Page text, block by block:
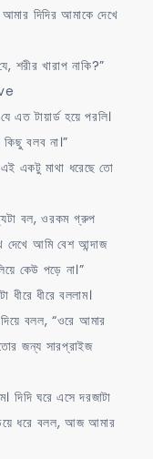
দিদির আমাকে দেখে
শরীর খারাপ নাকি?”
এত টায়ার্ড হয়ে পরলি।
বলব না।”
এই একটু মাথা ধরেছে তো
বল, ওরকম গ্রুপ
আমি বেশ আন্দাজ
কেউ পড়ে না।”
ধীরে ধীরে বললাম।
বলল, “ওরে আমার
জন্য সারপ্রাইজ
দিদি ঘরে এসে দরজাটা
ধরে বলল, আজ আমার